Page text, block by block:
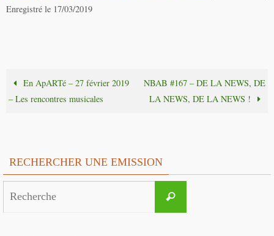
Enregistré le 17/03/2019
En ApARTé – 27 février 2019
– Les rencontres musicales
NBAB #167 – DE LA NEWS, DE
LA NEWS, DE LA NEWS !
RECHERCHER UNE EMISSION
Recherche